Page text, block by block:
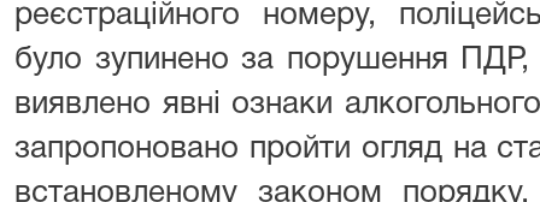
реєстраційного номеру,
було зупинено за порушення
виявлено явні ознаки
запропоновано пройти огляд на
встановленому законом